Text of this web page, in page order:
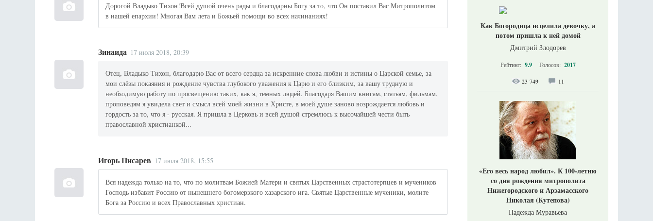
Дорогой Владыко Тихон!Всей душой очень рады и благодарны Богу за то, что Он поставил Вас Митрополитом
в нашей епархии! Многая Вам лета и Божьей помощи во всех начинаниях!
Зинаида 17 июля 2018, 20:39
Отец, Владыко Тихон, благодарю Вас от всего сердца за искренние слова любви и истины о Царской семье, за
мои слёзы покаяния и рождение чувства глубокого уважения к Царю и его близким, за вашу трудную и
необходимую работу по просвещению таких, как я, темных людей. Благодаря Вашим книгам, статьям, фильмам,
проповедям я увидела свет и смысл всей моей жизни в Христе, в моей душе заново возрождается любовь и
гордость за то, что я - русская. Я пришла в Церковь и всей душой стремлюсь к высочайшей чести быть
православной христианкой...
Игорь Писарев 17 июля 2018, 15:55
Вся надежда только на то, что по молитвам Божией Матери и святых Царственных страстотерпцев и мучеников
Господь избавит Россию от нынешнего богомерзкого хазарского ига. Святые Царственные мученики, молите
Бога за Россию и всех Православных христиан.
Как Богородица исцелила девочку, а
потом пришла к ней домой
Дмитрий Злодорев
Рейтинг: 9.9 Голосов: 2017
23 749 11
«Его весь народ любил». К 100-летию
со дня рождения митрополита
Нижегородского и Арзамасского
Николая (Кутепова)
Надежда Муравьева